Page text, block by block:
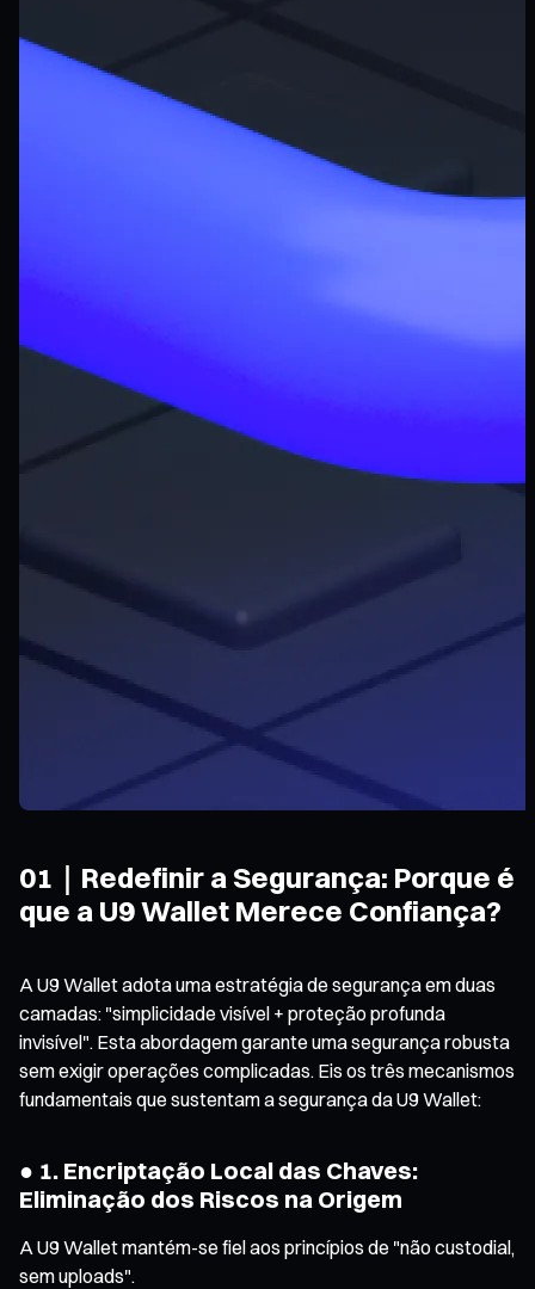
01｜Redefinir a Segurança: Porque é
que a U9 Wallet Merece Confiança?
A U9 Wallet adota uma estratégia de segurança em duas
camadas: "simplicidade visível + proteção profunda
invisível". Esta abordagem garante uma segurança robusta
sem exigir operações complicadas. Eis os três mecanismos
fundamentais que sustentam a segurança da U9 Wallet:
● 1. Encriptação Local das Chaves:
Eliminação dos Riscos na Origem
A U9 Wallet mantém-se fiel aos princípios de "não custodial,
sem uploads".